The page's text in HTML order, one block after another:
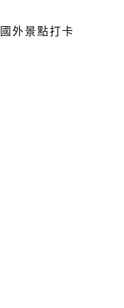
國外景點打卡